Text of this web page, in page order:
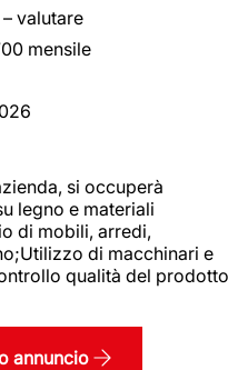
valutare
mensile
si occuperà
legno e materiali
di mobili, arredi,
di macchinari e
qualità del prodotto
annuncio